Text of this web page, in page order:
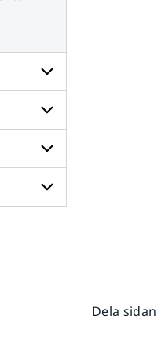
Undersidor
för
Radar
och
satellit
Undersidor
för
Väder
till
havs
Undersidor
för
Dela sidan